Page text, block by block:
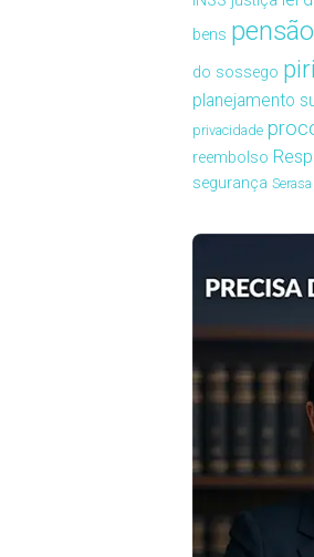
bens
do sossego
planejamento
privacidade
reembolso
segurança Serasa